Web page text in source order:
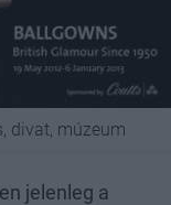
divat, múzeum
jelenleg a